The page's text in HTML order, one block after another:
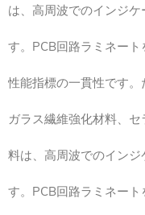
は、高周波でのインジ
す。PCB回路ラミネー
性能指標の一貫性です。
ガラス繊維強化材料、
料は、高周波でのイン
す。PCB回路ラミネー